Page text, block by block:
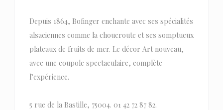
Depuis 1864, Bofinger enchante avec ses spécialités
alsaciennes comme la choucroute et ses somptueux
plateaux de fruits de mer. Le décor Art nouveau,
avec une coupole spectaculaire, complète
l’expérience.
5 rue de la Bastille, 75004. 01 42 72 87 82.